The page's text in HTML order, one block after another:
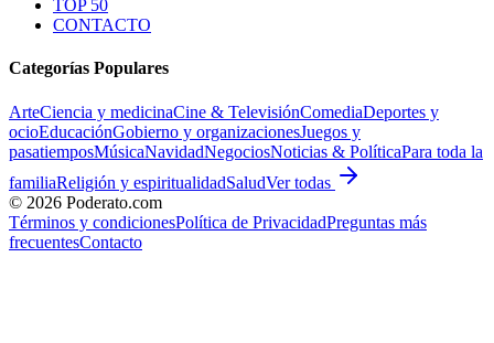
TOP 50
CONTACTO
Categorías Populares
ArteCiencia y medicinaCine & TelevisiónComediaDeportes y
ocioEducaciónGobierno y organizacionesJuegos y
pasatiemposMúsicaNavidadNegociosNoticias & PolíticaPara toda la
familiaReligión y espiritualidadSaludVer todas
© 2026 Poderato.com
Términos y condicionesPolítica de PrivacidadPreguntas más
frecuentesContacto